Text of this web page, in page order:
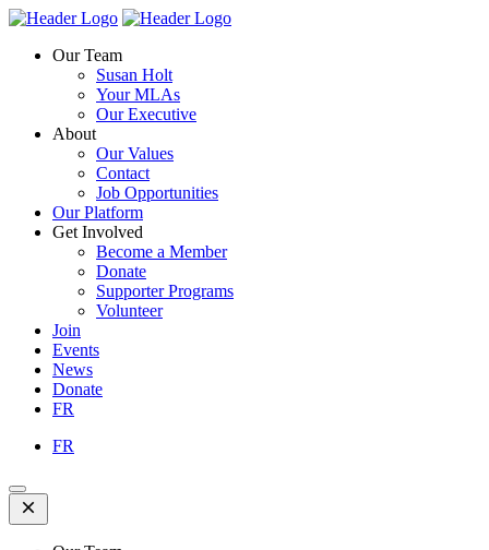
Skip
content
Homepage
Homepage
Our Team
Susan Holt
Your MLAs
Our Executive
About
Our Values
Contact
Job Opportunities
Our Platform
Get Involved
Become a Member
Donate
Supporter Programs
Volunteer
Join
Events
News
Donate
FR
FR
Open
Mobile
Menu